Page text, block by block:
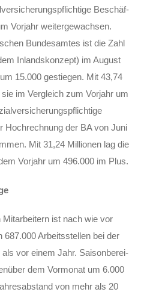
Beschäf­
Vor­jahr wei­ter­ge­wach­sen.
Bun­des­am­tes ist die Zahl
Inlands­kon­zept) im August
15.000 gestie­gen. Mit 43,74
im Ver­gleich zum Vor­jahr um
Hoch­rech­nung der BA von Juni
Mit 31,24 Mil­lio­nen lag die
Vor­jahr um 496.000 im Plus.
ist nach wie vor
Arbeits­stel­len bei der
als vor einem Jahr. Sai­son­be­rei­
dem Vor­mo­nat um 6.000
von mehr als 20